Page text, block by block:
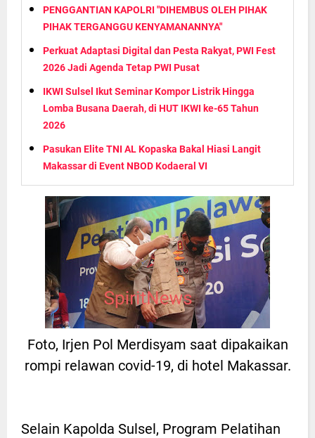
PENGGANTIAN KAPOLRI "DIHEMBUS OLEH PIHAK
PIHAK TERGANGGU KENYAMANANNYA"
Perkuat Adaptasi Digital dan Pesta Rakyat, PWI Fest
2026 Jadi Agenda Tetap PWI Pusat
IKWI Sulsel Ikut Seminar Kompor Listrik Hingga
Lomba Busana Daerah, di HUT IKWI ke-65 Tahun
2026
Pasukan Elite TNI AL Kopaska Bakal Hiasi Langit
Makassar di Event NBOD Kodaeral VI
Foto, Irjen Pol Merdisyam saat dipakaikan
rompi relawan covid-19, di hotel Makassar.
Selain Kapolda Sulsel, Program Pelatihan